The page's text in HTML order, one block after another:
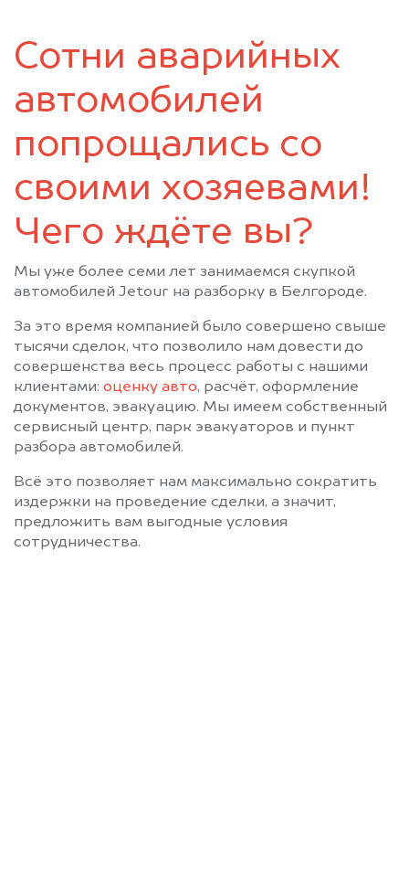
Сотни аварийных
автомобилей
попрощались со
своими хозяевами!
Чего ждёте вы?
Мы уже более семи лет занимаемся скупкой
автомобилей Jetour на разборку в Белгороде.
За это время компанией было совершено свыше
тысячи сделок, что позволило нам довести до
совершенства весь процесс работы с нашими
клиентами: оценку авто, расчёт, оформление
документов, эвакуацию. Мы имеем собственный
сервисный центр, парк эвакуаторов и пункт
разбора автомобилей.
Всё это позволяет нам максимально сократить
издержки на проведение сделки, а значит,
предложить вам выгодные условия
сотрудничества.